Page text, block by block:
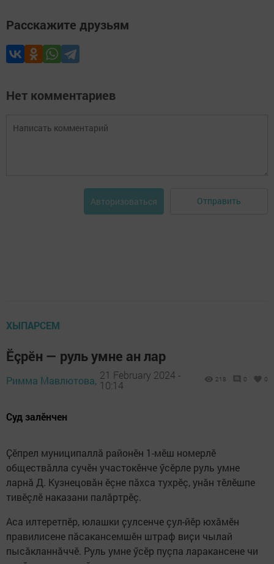
Расскажите друзьям
Нет комментариев
Авторизоваться Отправить
ХЫПАРСЕМ
Ӗçрӗн — руль умне ан лар
Римма Мавлютова, 21 February 2024 -
10:14
218 0 0
Суд залӗнчен
Ҫӗпрел муниципаллă районӗн 1-мӗш номерлӗ
обществăлла сучӗн участокӗнче ӳсӗрле руль умне
ларнă Д. Кузнецовăн ӗçне пӑхса тухрӗç, унăн тӗлӗшпе
тивӗçлӗ наказани палӑртрӗç.
Аса илтеретпӗр, юлашки ҫулсенче çул-йӗр юхăмӗн
правилисене пăсакансемшӗн штраф виҫи чылай
пысӑкланнăччӗ. Руль умне ӳсӗр пуçпа ларакансене чи